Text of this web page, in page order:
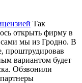
Так
открыть фирму в
сами мы из Гродно. В
проштрудировав
вариантом будет
Обзвонили